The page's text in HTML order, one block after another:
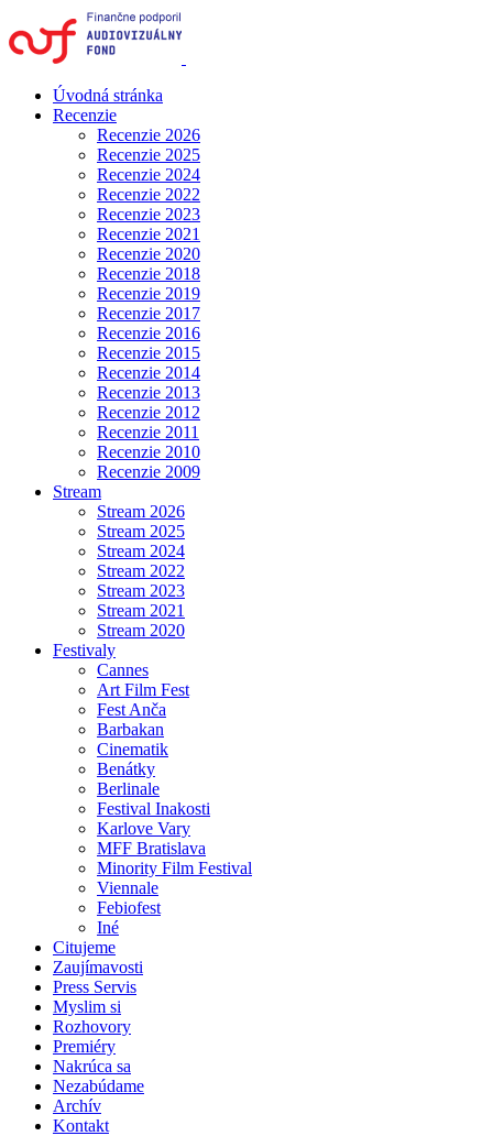
Úvodná stránka
Recenzie
Recenzie 2026
Recenzie 2025
Recenzie 2024
Recenzie 2022
Recenzie 2023
Recenzie 2021
Recenzie 2020
Recenzie 2018
Recenzie 2019
Recenzie 2017
Recenzie 2016
Recenzie 2015
Recenzie 2014
Recenzie 2013
Recenzie 2012
Recenzie 2011
Recenzie 2010
Recenzie 2009
Stream
Stream 2026
Stream 2025
Stream 2024
Stream 2022
Stream 2023
Stream 2021
Stream 2020
Festivaly
Cannes
Art Film Fest
Fest Anča
Barbakan
Cinematik
Benátky
Berlinale
Festival Inakosti
Karlove Vary
MFF Bratislava
Minority Film Festival
Viennale
Febiofest
Iné
Citujeme
Zaujímavosti
Press Servis
Myslim si
Rozhovory
Premiéry
Nakrúca sa
Nezabúdame
Archív
Kontakt